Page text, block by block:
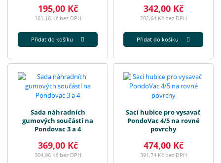
195,00 Kč
161,16 Kč bez DPH
Přidat do košíku
342,00 Kč
282,64 Kč bez DPH
Přidat do košíku
Sada náhradních
gumových součástí na
Pondovac 3 a 4
369,00 Kč
304,96 Kč bez DPH
Sací hubice pro vysavač
PondoVac 4/5 na rovné
povrchy
474,00 Kč
391,74 Kč bez DPH